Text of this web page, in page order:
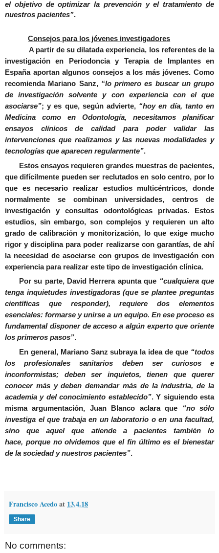
el objetivo de optimizar la prevención y el tratamiento de
nuestros pacientes”.
Consejos para los jóvenes investigadores
A partir de su dilatada experiencia, los referentes de la
investigación en Periodoncia y Terapia de Implantes en
España aportan algunos consejos a los más jóvenes. Como
recomienda Mariano Sanz, “lo primero es buscar un grupo
de investigación solvente y con experiencia con el que
asociarse”; y es que, según advierte, “hoy en día, tanto en
Medicina como en Odontología, necesitamos planificar
ensayos clínicos de calidad para poder validar las
intervenciones que realizamos y las nuevas modalidades y
tecnologías que aparecen regularmente”.
Estos ensayos requieren grandes muestras de pacientes,
que difícilmente pueden ser reclutados en solo centro, por lo
que es necesario realizar estudios multicéntricos, donde
normalmente se combinan universidades, centros de
investigación y consultas odontológicas privadas. Estos
estudios, sin embargo, son complejos y requieren un alto
grado de calibración y monitorización, lo que exige mucho
rigor y disciplina para poder realizarse con garantías, de ahí
la necesidad de asociarse con grupos de investigación con
experiencia para realizar este tipo de investigación clínica.
Por su parte, David Herrera apunta que “cualquiera que
tenga inquietudes investigadoras (que se plantee preguntas
científicas que responder), requiere dos elementos
esenciales: formarse y unirse a un equipo. En ese proceso es
fundamental disponer de acceso a algún experto que oriente
los primeros pasos”.
En general, Mariano Sanz subraya la idea de que “todos
los profesionales sanitarios deben ser curiosos e
inconformistas; deben ser inquietos, tienen que querer
conocer más y deben demandar más de la industria, de la
academia y del conocimiento establecido”. Y siguiendo esta
misma argumentación, Juan Blanco aclara que “no sólo
investiga el que trabaja en un laboratorio o en una facultad,
sino que aquel que atiende a pacientes también lo
hace, porque no olvidemos que el fin último es el bienestar
de la sociedad y nuestros pacientes”.
Francisco Acedoat 13.4.18
Share
No comments: